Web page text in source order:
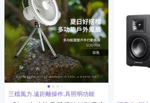
三檔風力,遠距離操作,具照明功能